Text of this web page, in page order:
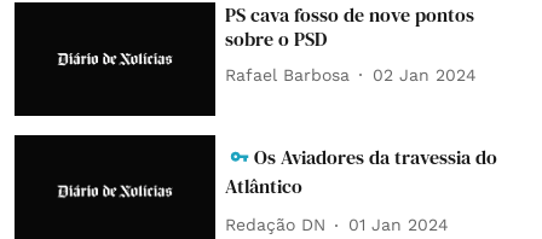
PS cava fosso de nove pontos
sobre o PSD
Rafael Barbosa 02 Jan 2024
Os Aviadores da travessia do
Atlântico
Redação DN 01 Jan 2024